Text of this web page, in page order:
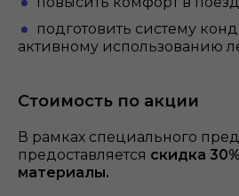
подготовить систему
активному использованию
Стоимость по акции
В рамках специального
предоставляется скидка
материалы.